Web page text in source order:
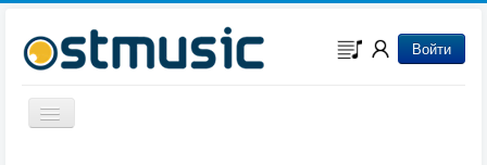
Войти
Включить/выключить навигацию